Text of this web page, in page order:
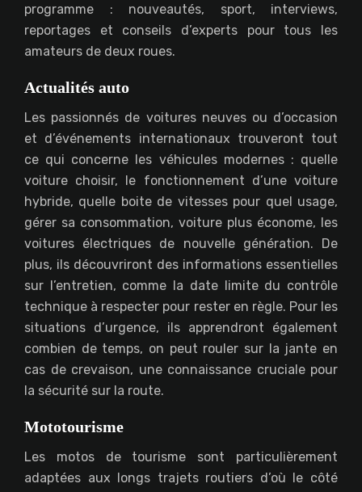
programme : nouveautés, sport, interviews,
reportages et conseils d’experts pour tous les
amateurs de deux roues.
Actualités auto
Les passionnés de voitures neuves ou d’occasion
et d’événements internationaux trouveront tout
ce qui concerne les véhicules modernes : quelle
voiture choisir, le fonctionnement d’une voiture
hybride, quelle boite de vitesses pour quel usage,
gérer sa consommation, voiture plus économe, les
voitures électriques de nouvelle génération. De
plus, ils découvriront des informations essentielles
sur l’entretien, comme la date limite du contrôle
technique à respecter pour rester en règle. Pour les
situations d’urgence, ils apprendront également
combien de temps, on peut rouler sur la jante en
cas de crevaison, une connaissance cruciale pour
la sécurité sur la route.
Mototourisme
Les motos de tourisme sont particulièrement
adaptées aux longs trajets routiers d’où le côté